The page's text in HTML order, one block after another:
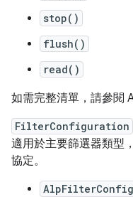
stop()
flush()
read()
如需完整清單，請參閱
FilterConfiguration
適用於主要篩選器類型
協定。